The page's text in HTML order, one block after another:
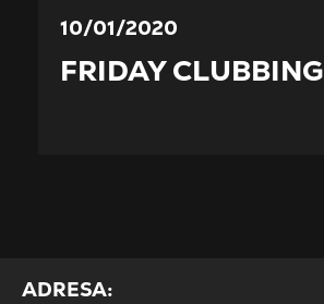
10/01/2020
FRIDAY CLUBBING
ADRESA: